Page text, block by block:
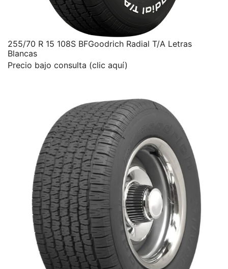
255/70 R 15 108S BFGoodrich Radial T/A Letras
Blancas
Precio bajo consulta (clic aquí)